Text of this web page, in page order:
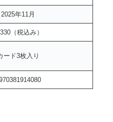
2025年11月
（税込み）
ード3枚入り